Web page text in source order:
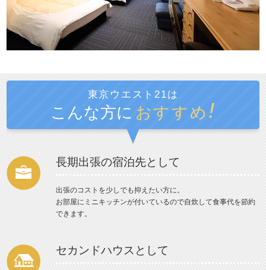
東京ウエスト21は
こんな方に おすすめ !
長期出張の宿泊先として
出張のコストを少しでも抑えたい方に。
お部屋にミニキッチンが付いているので自炊して食事代を節約
できます。
セカンドハウスとして